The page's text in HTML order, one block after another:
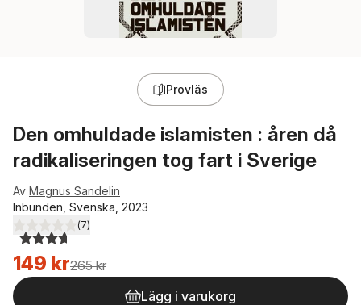
Provläs
Den omhuldade islamisten : åren då
radikaliseringen tog fart i Sverige
Av Magnus Sandelin
Inbunden, Svenska, 2023
3,7utav 5 stjärnor. Totalt antal röster:
(7)
149 kr265 kr
Lägg i varukorg